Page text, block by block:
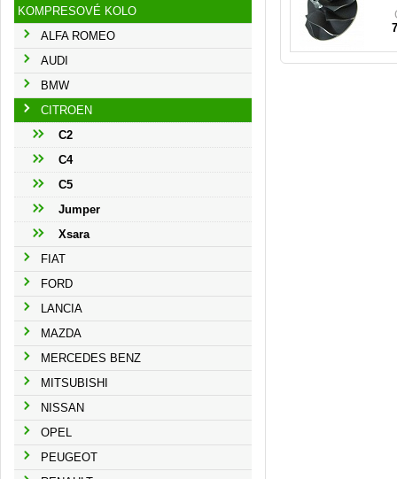
KOMPRESOVÉ KOLO
ALFA ROMEO
AUDI
BMW
CITROEN
C2
C4
C5
Jumper
Xsara
FIAT
FORD
LANCIA
MAZDA
MERCEDES BENZ
MITSUBISHI
NISSAN
OPEL
PEUGEOT